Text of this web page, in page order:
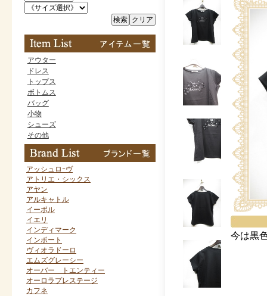
クリア
検索
アウター
ドレス
トップス
ボトムス
バッグ
小物
シューズ
その他
アッシュロｰヴ
アトリエ・シックス
アヤン
アルキャトル
イーボル
イエリ
インディマーク
インポート
ヴィオラドーロ
エムズグレーシー
オーバー トエンティー
オーロラプレステージ
カフネ
今は黒